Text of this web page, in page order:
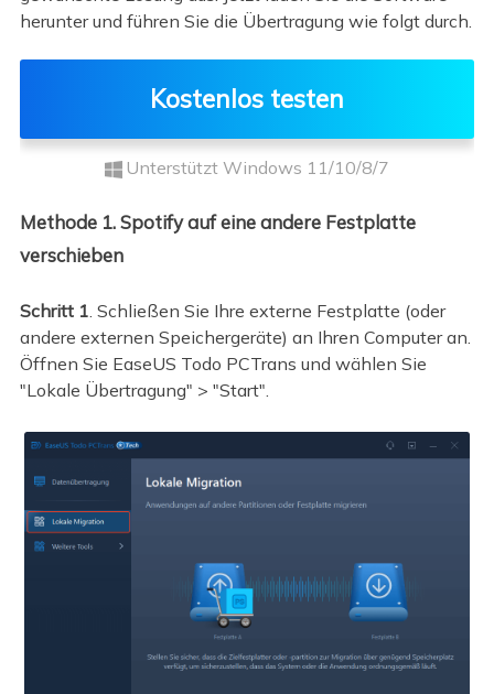
herunter und führen Sie die Übertragung wie folgt durch.
Kostenlos testen
Unterstützt Windows 11/10/8/7
Methode 1. Spotify auf eine andere Festplatte
verschieben
Schritt 1 . Schließen Sie Ihre externe Festplatte (oder
andere externen Speichergeräte) an Ihren Computer an.
Öffnen Sie EaseUS Todo PCTrans und wählen Sie
"Lokale Übertragung" > "Start".